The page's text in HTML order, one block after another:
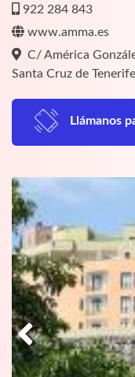
922 284 843
www.amma.es
C/ América
Santa Cruz de Tenerife
Llámanos